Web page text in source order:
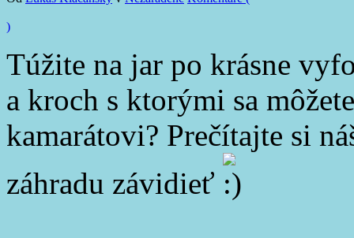
)
Túžite na jar po krásne
a kroch s ktorými sa
kamarátovi? Prečítajte si
záhradu závidieť